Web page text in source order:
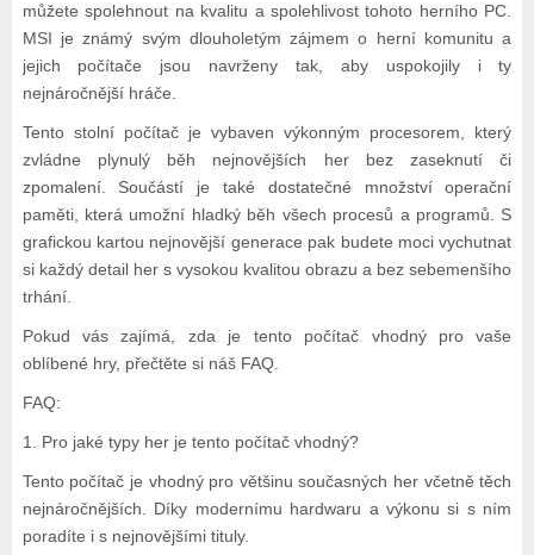
můžete spolehnout na kvalitu a spolehlivost tohoto herního PC.
MSI je známý svým dlouholetým zájmem o herní komunitu a
jejich počítače jsou navrženy tak, aby uspokojily i ty
nejnáročnější hráče.
Tento stolní počítač je vybaven výkonným procesorem, který
zvládne plynulý běh nejnovějších her bez zaseknutí či
zpomalení. Součástí je také dostatečné množství operační
paměti, která umožní hladký běh všech procesů a programů. S
grafickou kartou nejnovější generace pak budete moci vychutnat
si každý detail her s vysokou kvalitou obrazu a bez sebemenšího
trhání.
Pokud vás zajímá, zda je tento počítač vhodný pro vaše
oblíbené hry, přečtěte si náš FAQ.
FAQ:
1. Pro jaké typy her je tento počítač vhodný?
Tento počítač je vhodný pro většinu současných her včetně těch
nejnáročnějších. Díky modernímu hardwaru a výkonu si s ním
poradíte i s nejnovějšími tituly.